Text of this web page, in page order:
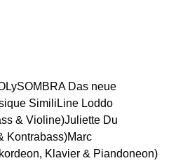
Das neue
SimiliLine Loddo
& Violine)Juliette Du
Kontrabass)Marc
Klavier & Piandoneon)